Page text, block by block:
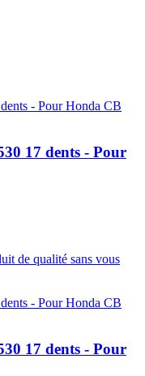
17 dents - Pour
de qualité sans vous
17 dents - Pour